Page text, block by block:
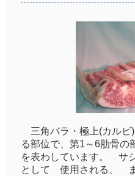
三角バラ・極上(カル
る部位で、第1～6肋骨
を表わしています。 サ
として 使用される、